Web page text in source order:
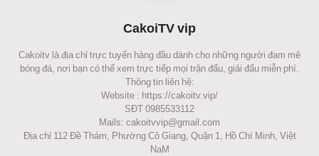
CakoiTV vip
Cakoitv là địa chỉ trực tuyến hàng đầu dành cho những người đam mê
bóng đá, nơi bạn có thể xem trực tiếp mọi trận đấu, giải đấu miễn phí.
Thông tin liên hệ:
Website : https://cakoitv.vip/
SĐT 0985533112
Mails: cakoitvvip@gmail.com
Địa chỉ 112 Đề Thám, Phường Cô Giang, Quận 1, Hồ Chí Minh, Việt
NaM